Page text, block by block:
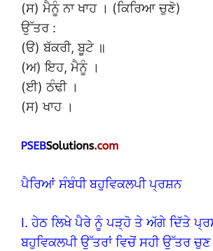
(ਸ) ਮੈਨੂੰ ਨਾ ਖਾਹ । (ਕਿਰਿਆ ਚੁਣੋ)
ਉੱਤਰ :
(ੳ) ਬੱਕਰੀ, ਬੂਟੇ ॥
(ਅ) ਇਹ, ਮੈਨੂੰ ।
(ਈ) ਠੰਢੀ ।
(ਸ) ਖਾਹ ।
ਪੈਰਿਆਂ ਸੰਬੰਧੀ ਬਹੁਵਿਕਲਪੀ ਪ੍ਰਸ਼ਨ
I. ਹੇਠ ਲਿਖੇ ਪੈਰੇ ਨੂੰ ਪੜ੍ਹੋ ਤੇ ਅੱਗੇ ਦਿੱਤੇ
ਬਹੁਵਿਕਲਪੀ ਉੱਤਰਾਂ ਵਿਚੋਂ ਸਹੀ ਉੱਤਰ ਚੁਣ